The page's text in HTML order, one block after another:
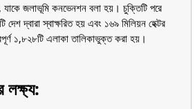
যাকে জলাভূমি কনভেনশন বলা হয়। চুক্তিটি পরে
দেশ দ্বারা স্বাক্ষরিত হয় এবং ১৬৯ মিলিয়ন হেক্টর
১,৮২৮টি এলাকা তালিকাভুক্ত করা হয়।
লক্ষ্য: